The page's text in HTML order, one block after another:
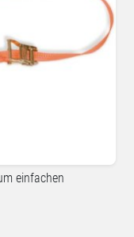
einfachen